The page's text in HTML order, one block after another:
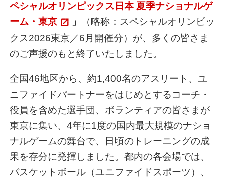
ペシャルオリンピックス日本 夏季ナショナルゲ
ーム・東京
」
（略称：スペシャルオリンピッ
クス2026東京／6月開催分）が、多くの皆さま
のご声援のもと終了いたしました。
全国46地区から、約1,400名のアスリート、ユ
ニファイドパートナーをはじめとするコーチ・
役員を含めた選手団、ボランティアの皆さまが
東京に集い、4年に1度の国内最大規模のナショ
ナルゲームの舞台で、日頃のトレーニングの成
果を存分に発揮しました。都内の各会場では、
バスケットボール（ユニファイドスポーツ）、